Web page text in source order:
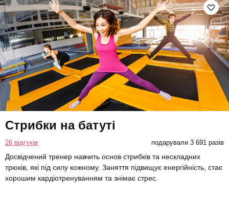
Стрибки на батуті
26 відгуків подарували 3 691 разів
Досвідчений тренер навчить основ стрибків та нескладних
трюків, які під силу кожному. Заняття підвищує енергійність, стає
хорошим кардіотренуванням та знімає стрес.